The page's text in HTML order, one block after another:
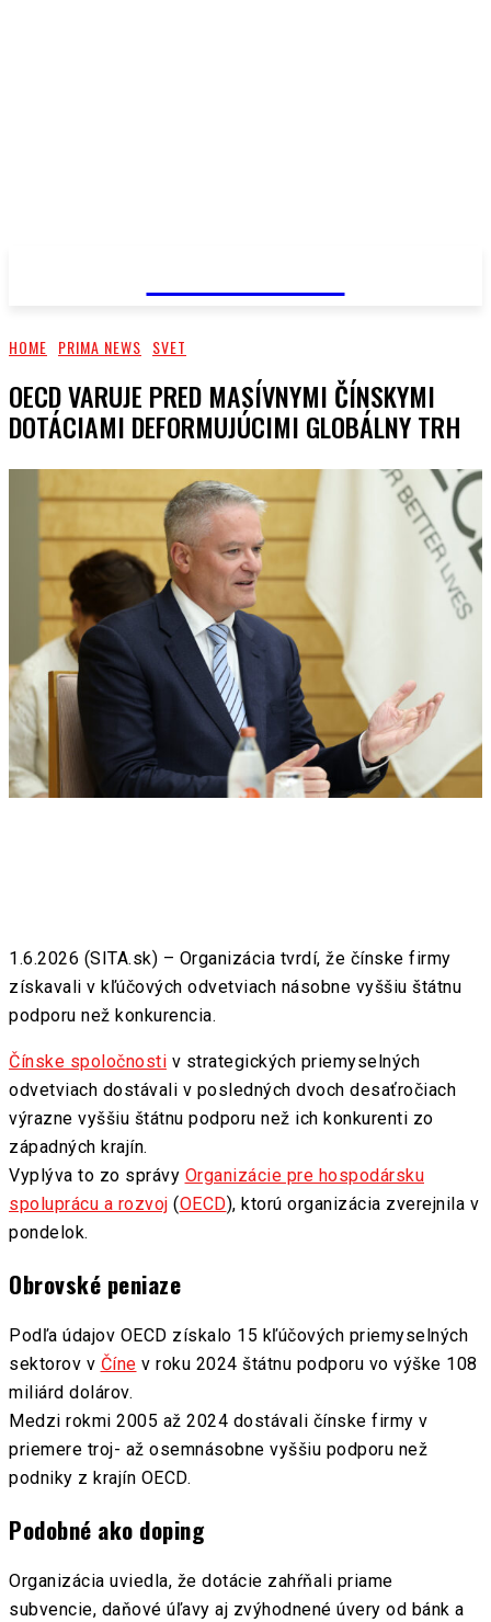
HOME PRIMA NEWS SVET
OECD VARUJE PRED MASÍVNYMI ČÍNSKYMI
DOTÁCIAMI DEFORMUJÚCIMI GLOBÁLNY TRH
1.6.2026 (SITA.sk) – Organizácia tvrdí, že čínske firmy
získavali v kľúčových odvetviach násobne vyššiu štátnu
podporu než konkurencia.
Čínske spoločnosti v strategických priemyselných
odvetviach dostávali v posledných dvoch desaťročiach
výrazne vyššiu štátnu podporu než ich konkurenti zo
západných krajín.
Vyplýva to zo správy Organizácie pre hospodársku
spoluprácu a rozvoj (OECD), ktorú organizácia zverejnila v
pondelok.
Obrovské peniaze
Podľa údajov OECD získalo 15 kľúčových priemyselných
sektorov v Číne v roku 2024 štátnu podporu vo výške 108
miliárd dolárov.
Medzi rokmi 2005 až 2024 dostávali čínske firmy v
priemere troj- až osemnásobne vyššiu podporu než
podniky z krajín OECD.
Podobné ako doping
Organizácia uviedla, že dotácie zahŕňali priame
subvencie, daňové úľavy aj zvýhodnené úvery od bánk a